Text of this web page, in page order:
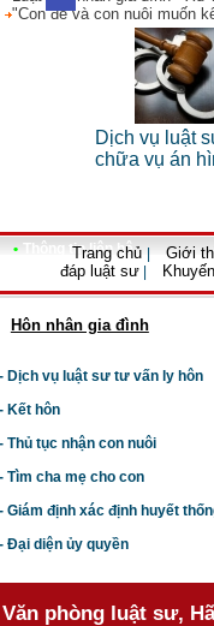
"Con đẻ và con nuôi muốn
Dịch vụ luật
chữa vụ án
• Thông tin liên hệ
Trang chủ Giới
đáp luật sư
Hôn nhân gia đình
Dịch vụ luật sư tư vấn ly hôn
Kết hôn
Thủ tục nhận con nuôi
Tìm cha mẹ cho con
Giám định xác định huyết
Đại diện ủy quyền
Văn phòng luật sư,